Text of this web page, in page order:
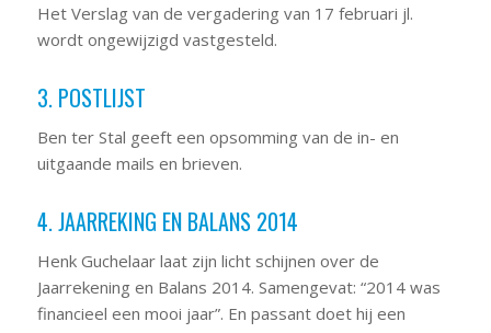
Het Verslag van de vergadering van 17 februari jl.
wordt ongewijzigd vastgesteld.
3. POSTLIJST
Ben ter Stal geeft een opsomming van de in- en
uitgaande mails en brieven.
4. JAARREKING EN BALANS 2014
Henk Guchelaar laat zijn licht schijnen over de
Jaarrekening en Balans 2014. Samengevat: “2014 was
financieel een mooi jaar”. En passant doet hij een